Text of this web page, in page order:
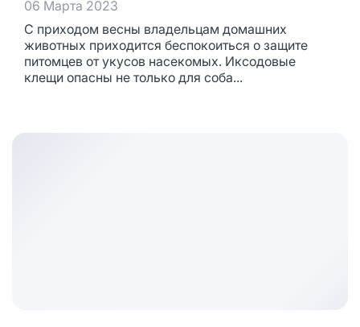
06 Марта 2023
С приходом весны владельцам домашних
животных приходится беспокоиться о защите
питомцев от укусов насекомых. Иксодовые
клещи опасны не только для соба...